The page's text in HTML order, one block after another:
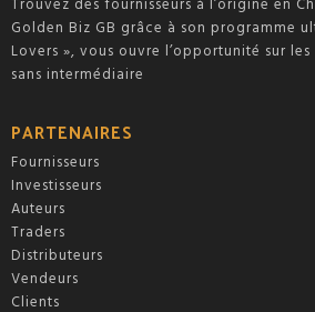
Golden Biz GB grâce à son programme
Lovers », vous ouvre l’opportunité sur
sans intermédiaire
PARTENAIRES
Fournisseurs
Investisseurs
Auteurs
Traders
Distributeurs
Vendeurs
Clients